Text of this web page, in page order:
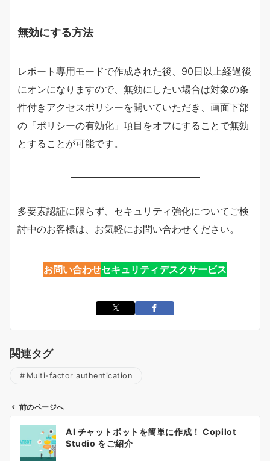
無効にする方法
レポート専用モードで作成された後、90日以上経過後
にオンになりますので、無効にしたい場合は対象の条
件付きアクセスポリシーを開いていただき、画面下部
の「ポリシーの有効化」項目をオフにすることで無効
とすることが可能です。
多要素認証に限らず、セキュリティ強化についてご検
討中のお客様は、お気軽にお問い合わせください。
お問い合わせセキュリティデスクサービス
関連タグ
Multi-factor authentication
前のページへ
AI チャットボットを簡単に作成！ Copilot
Studio をご紹介